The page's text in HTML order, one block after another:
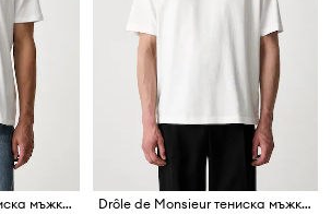
Armani Exchange тениска мъжка от памук
Drôle de Monsieur тениска мъжка от памук Belissima